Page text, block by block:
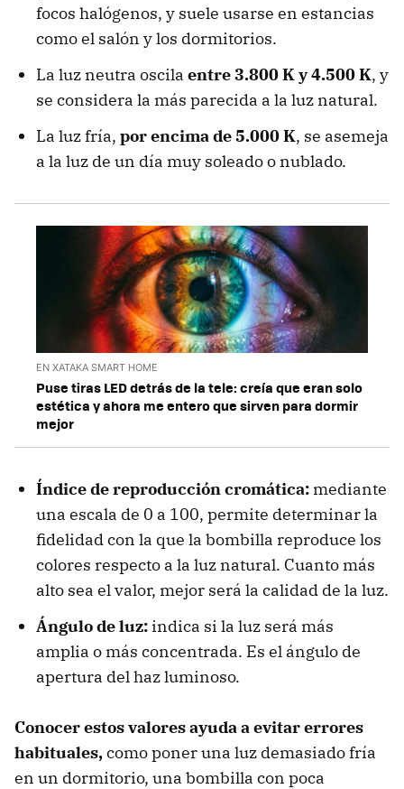
focos halógenos, y suele usarse en estancias
como el salón y los dormitorios.
La luz neutra oscila entre 3.800 K y 4.500 K, y
se considera la más parecida a la luz natural.
La luz fría, por encima de 5.000 K, se asemeja
a la luz de un día muy soleado o nublado.
EN XATAKA SMART HOME
Puse tiras LED detrás de la tele: creía que eran solo
estética y ahora me entero que sirven para dormir
mejor
Índice de reproducción cromática: mediante
una escala de 0 a 100, permite determinar la
fidelidad con la que la bombilla reproduce los
colores respecto a la luz natural. Cuanto más
alto sea el valor, mejor será la calidad de la luz.
Ángulo de luz: indica si la luz será más
amplia o más concentrada. Es el ángulo de
apertura del haz luminoso.
Conocer estos valores ayuda a evitar errores
habituales,como poner una luz demasiado fría
en un dormitorio, una bombilla con poca